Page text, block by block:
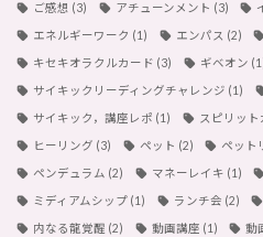
ご感想 (3) アチューンメント (3)
エネルギーワーク (1) エンパス (2)
キセキオラクルカード (3) ギベオン
サイキックリーディングチャレンジ (1)
サイキック，講座レポ (1) スピリット
ヒーリング (3) ペット (2) ペット
ペンデュラム (2) マネーレイキ (1)
ミディアムシップ (1) ランチ会 (2)
内なる龍覚醒 (2) 動画講座 (1) 動